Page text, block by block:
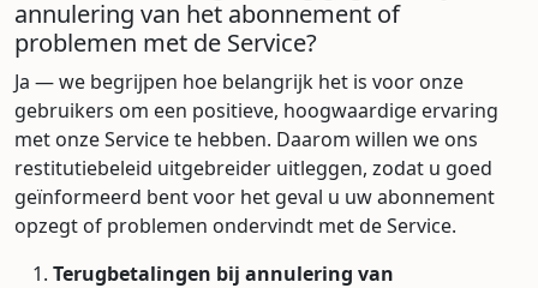
annulering van het abonnement of
problemen met de Service?
Ja — we begrijpen hoe belangrijk het is voor onze
gebruikers om een positieve, hoogwaardige ervaring
met onze Service te hebben. Daarom willen we ons
restitutiebeleid uitgebreider uitleggen, zodat u goed
geïnformeerd bent voor het geval u uw abonnement
opzegt of problemen ondervindt met de Service.
Terugbetalingen bij annulering van